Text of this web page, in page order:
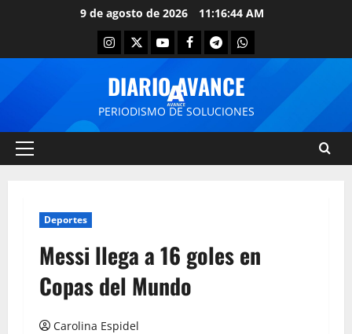
9 de agosto de 2026 11:16:44 AM
DIARIO AVANCE
PERIODISMO DE SOLUCIONES
Deportes
Messi llega a 16 goles en
Copas del Mundo
Carolina Espidel